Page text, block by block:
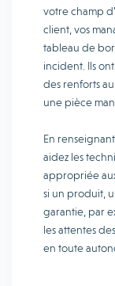
votre champ
client, vos
tableau de
incident. Ils
des renforts
une pièce
En
aidez les
appropriée
si un produit,
garantie, par
les attentes
en toute